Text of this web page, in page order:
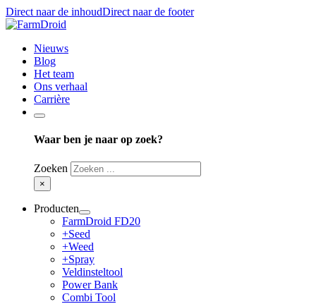
Direct naar de inhoudDirect naar de footer
Nieuws
Blog
Het team
Ons verhaal
Carrière
Waar ben je naar op zoek?
Zoeken
×
Producten
FarmDroid FD20
+Seed
+Weed
+Spray
Veldinsteltool
Power Bank
Combi Tool